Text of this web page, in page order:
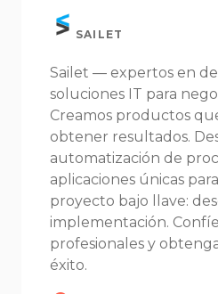
SAILET
Sailet — expertos en
soluciones IT para
Creamos productos
obtener resultados.
automatización de
aplicaciones únicas
proyecto bajo llave:
implementación.
profesionales y
éxito.